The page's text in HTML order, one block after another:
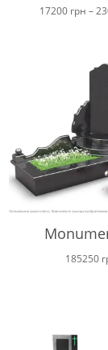
17200 грн –
185250